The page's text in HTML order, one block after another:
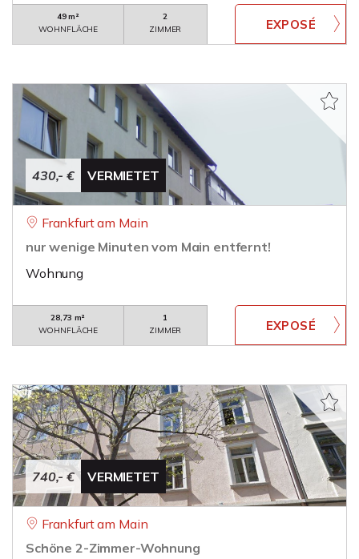
49 m²
WOHNFLÄCHE
2
ZIMMER
430,- € VERMIETET
Frankfurt am Main
nur wenige Minuten vom Main entfernt!
Wohnung
28,73 m²
WOHNFLÄCHE
1
ZIMMER
740,- € VERMIETET
Frankfurt am Main
Schöne 2-Zimmer-Wohnung